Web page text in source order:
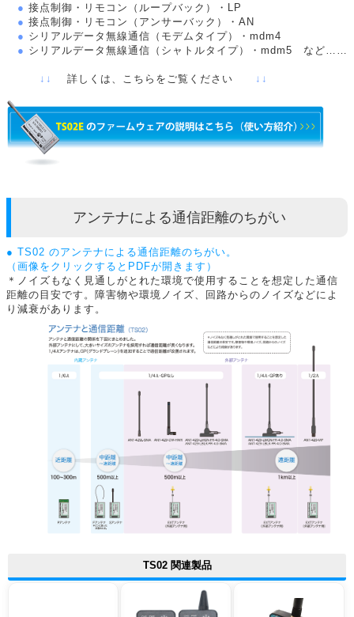
● 接点制御・リモコン（ループバック）・LP
● 接点制御・リモコン（アンサーバック）・AN
● シリアルデータ無線通信（モデムタイプ）・mdm4
● シリアルデータ無線通信（シャトルタイプ）・mdm5 など……
↓↓ 詳しくは、こちらをご覧ください ↓↓
アンテナによる通信距離のちがい
● TS02 のアンテナによる通信距離のちがい。
（画像をクリックするとPDFが開きます）
＊ノイズもなく見通しがとれた環境で使用することを想定した通信
距離の目安です。障害物や環境ノイズ、回路からのノイズなどによ
り減衰があります。
TS02 関連製品